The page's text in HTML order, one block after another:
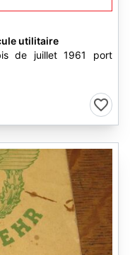
utilitaire
de juillet 1961 port